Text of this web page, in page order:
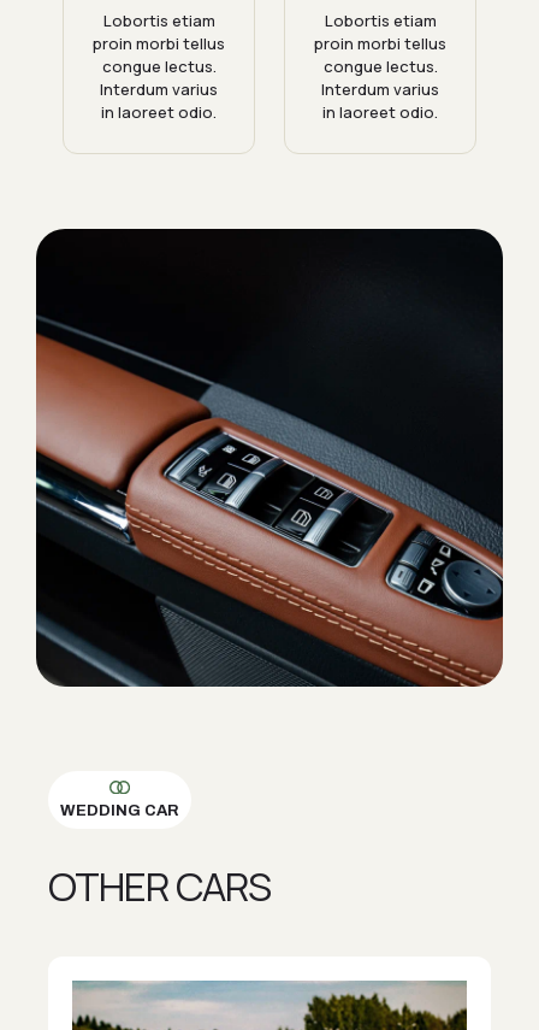
Lobortis etiam
proin morbi tellus
congue lectus.
Interdum varius
in laoreet odio.
Lobortis etiam
proin morbi tellus
congue lectus.
Interdum varius
in laoreet odio.
WEDDING CAR
OTHER CARS